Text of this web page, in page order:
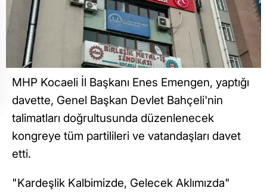
MHP Kocaeli İl Başkanı Enes Emengen, yaptığı
davette, Genel Başkan Devlet Bahçeli'nin
talimatları doğrultusunda düzenlenecek
kongreye tüm partilileri ve vatandaşları davet
etti.
"Kardeşlik Kalbimizde, Gelecek Aklımızda"